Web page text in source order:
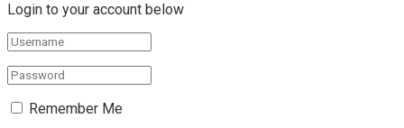
Login to your account below
Remember Me